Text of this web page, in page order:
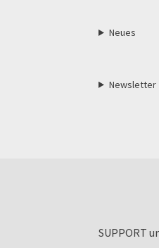
Neues
Newsletter
SUPPORT